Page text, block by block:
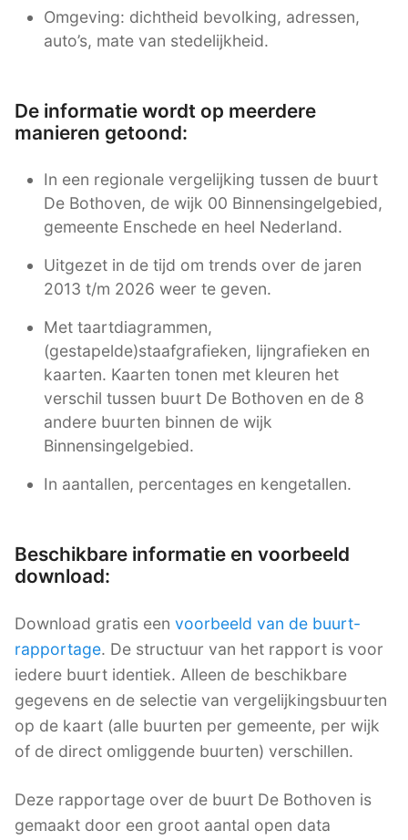
Omgeving: dichtheid bevolking, adressen,
auto’s, mate van stedelijkheid.
De informatie wordt op meerdere
manieren getoond:
In een regionale vergelijking tussen de buurt
De Bothoven, de wijk 00 Binnensingelgebied,
gemeente Enschede en heel Nederland.
Uitgezet in de tijd om trends over de jaren
2013 t/m 2026 weer te geven.
Met taartdiagrammen,
(gestapelde)staafgrafieken, lijngrafieken en
kaarten. Kaarten tonen met kleuren het
verschil tussen buurt De Bothoven en de 8
andere buurten binnen de wijk
Binnensingelgebied.
In aantallen, percentages en kengetallen.
Beschikbare informatie en voorbeeld
download:
Download gratis een voorbeeld van de buurt-
rapportage. De structuur van het rapport is voor
iedere buurt identiek. Alleen de beschikbare
gegevens en de selectie van vergelijkingsbuurten
op de kaart (alle buurten per gemeente, per wijk
of de direct omliggende buurten) verschillen.
Deze rapportage over de buurt De Bothoven is
gemaakt door een groot aantal open data